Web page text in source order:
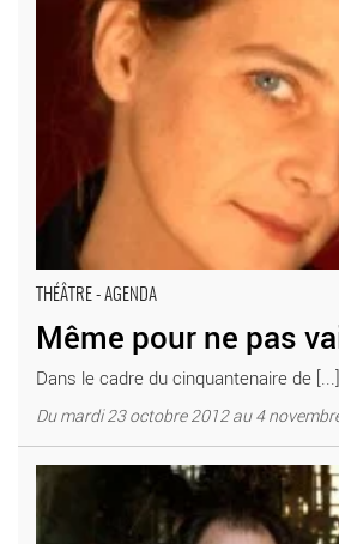
THÉÂTRE - AGENDA
Même pour ne pas
Dans le cadre du cinquantenaire de [...]
Du mardi 23 octobre 2012 au 4
Critique sortie Théâtre Paris Théâtre de